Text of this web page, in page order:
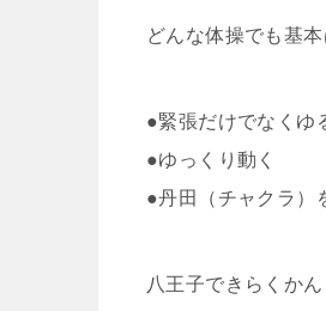
どんな体操でも基本
●緊張だけでなくゆ
●ゆっくり動く
●丹田（チャクラ）
八王子できらくか